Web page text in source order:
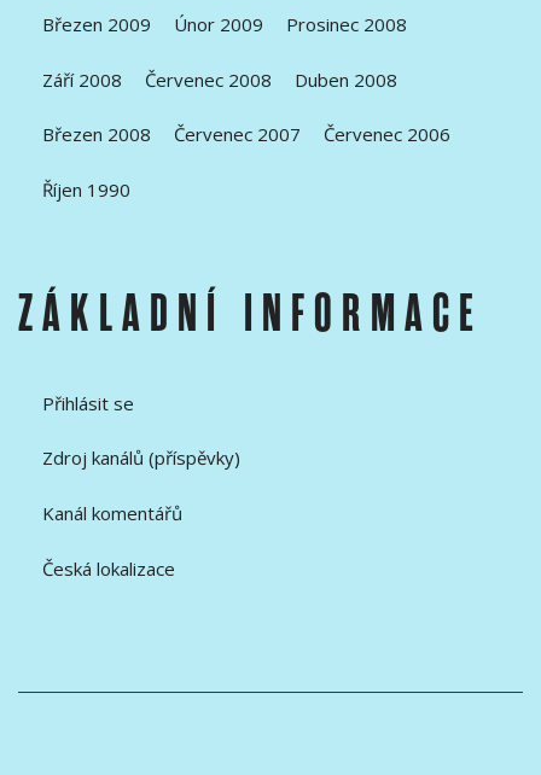
Březen 2009 Únor 2009 Prosinec 2008
Září 2008 Červenec 2008 Duben 2008
Březen 2008 Červenec 2007 Červenec 2006
Říjen 1990
ZÁKLADNÍ INFORMACE
Přihlásit se
Zdroj kanálů (příspěvky)
Kanál komentářů
Česká lokalizace